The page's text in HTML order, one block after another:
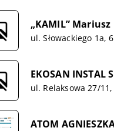
„KAMIL” Mariusz
ul. Słowackiego 1a,
EKOSAN INSTAL
ul. Relaksowa 27/
ATOM